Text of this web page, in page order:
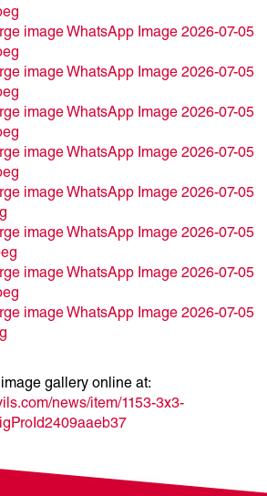
gallery online at:
news/item/1153-3x3-